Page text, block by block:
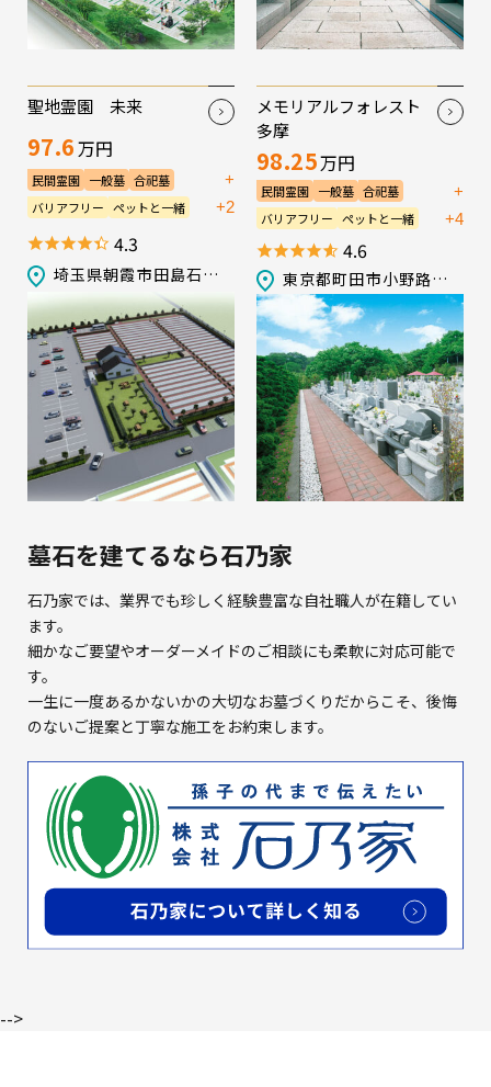
聖地霊園 未来
97.6万円
民間霊園 一般墓 合祀墓
永代供養墓／樹木葬
+
バリアフリー ペットと一緒
管理棟
駐車場
+2
4.3
埼玉県朝霞市田島石川戸413
メモリアルフォレスト
多摩
98.25万円
民間霊園 一般墓 合祀墓
永代供養墓／樹木葬
+
バリアフリー ペットと一緒
宗教不問
生前申込可
法要施設
管理棟
送迎バス
駐車場
+4
4.6
東京都町田市小野路町湯船2356-2
墓石を建てるなら石乃家
石乃家では、業界でも珍しく経験豊富な自社職人が在籍してい
ます。
細かなご要望やオーダーメイドのご相談にも柔軟に対応可能で
す。
一生に一度あるかないかの大切なお墓づくりだからこそ、 後悔
のないご提案と丁寧な施工をお約束します。
-->